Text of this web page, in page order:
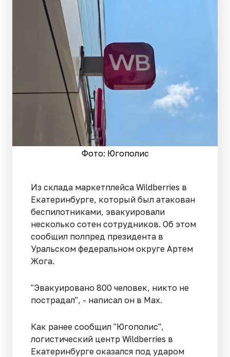
Фото: Югополис
Из склада маркетплейса Wildberries в
Екатеринбурге, который был атакован
беспилотниками, эвакуировали
несколько сотен сотрудников. Об этом
сообщил полпред президента в
Уральском федеральном округе Артем
Жога.
"Эвакуировано 800 человек, никто не
пострадал", - написал он в Max.
Как ранее сообщил "Югополис",
логистический центр Wildberries в
Екатеринбурге оказался под ударом